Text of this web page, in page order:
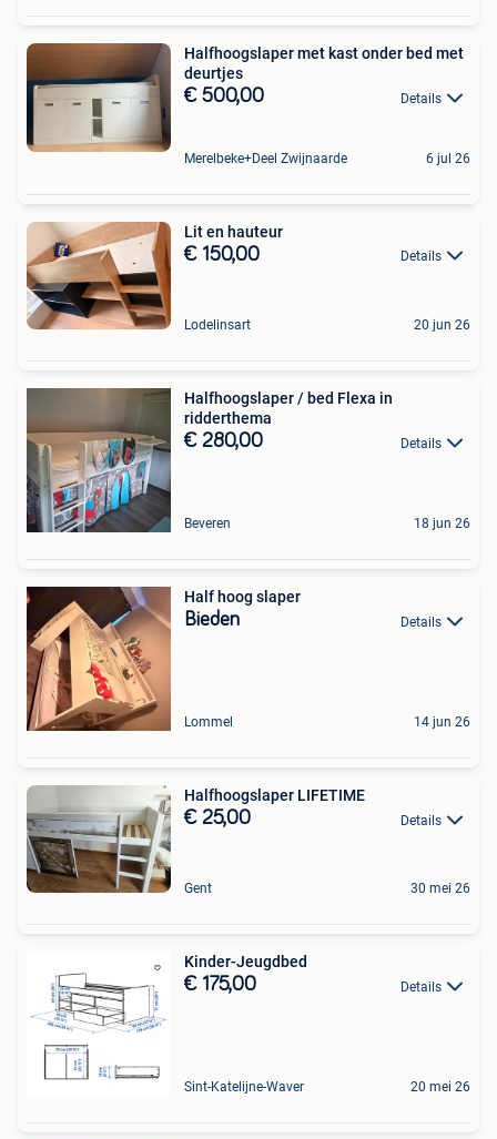
Halfhoogslaper met kast onder bed met
deurtjes
€ 500,00 Details
Merelbeke+Deel Zwijnaarde 6 jul 26
Lit en hauteur
€ 150,00 Details
Lodelinsart 20 jun 26
Halfhoogslaper / bed Flexa in
ridderthema
€ 280,00 Details
Beveren 18 jun 26
Half hoog slaper
Bieden Details
Lommel 14 jun 26
Halfhoogslaper LIFETIME
€ 25,00 Details
Gent 30 mei 26
Kinder-Jeugdbed
€ 175,00 Details
Sint-Katelijne-Waver 20 mei 26